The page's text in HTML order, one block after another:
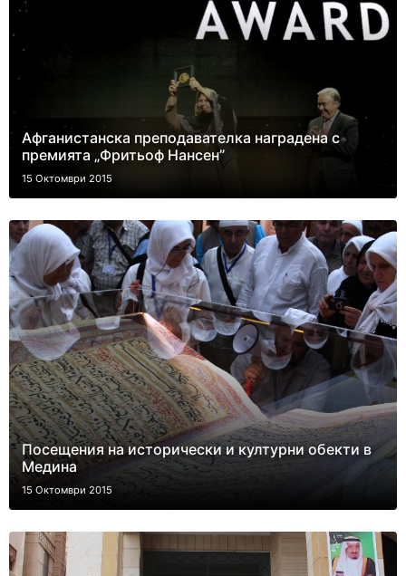
Афганистанска преподавателка наградена с
премията „Фритьоф Нансен”
15 Октомври 2015
Посещения на исторически и културни обекти в
Медина
15 Октомври 2015